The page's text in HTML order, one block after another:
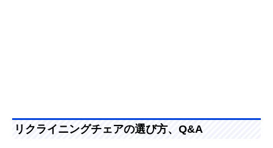
リクライニングチェアの選び方、Q&A